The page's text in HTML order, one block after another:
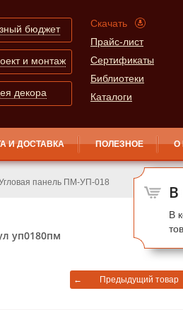
бюджет
и монтаж
декора
Скачать
Прайс-лист
Сертификаты
Библиотеки
Каталоги
И ДОСТАВКА ПОЛЕЗНОЕ О
В
В
панель ПМ-УП-018
уп0180пм
← Предыдущий товар